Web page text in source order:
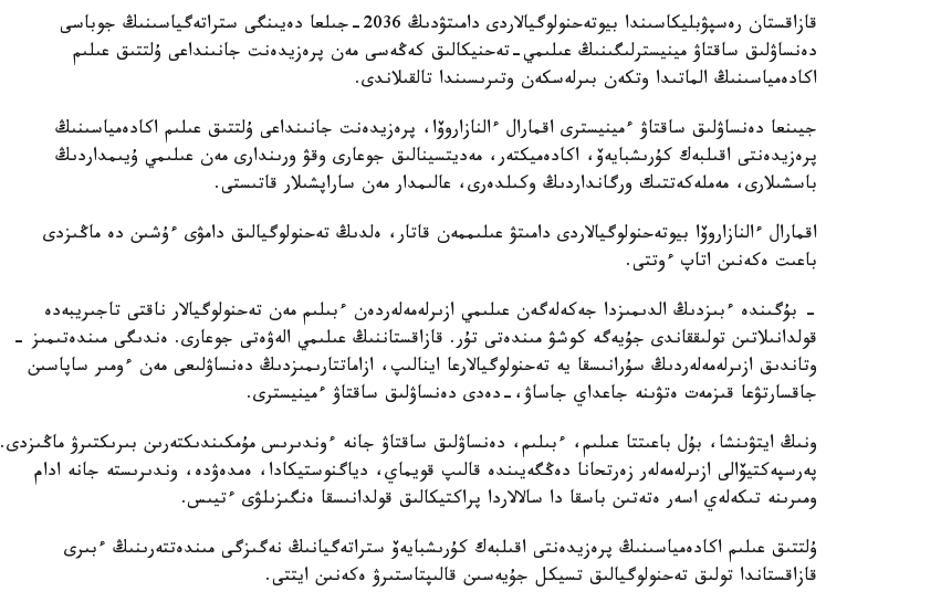
قازاقستان رەسپۋبليكاسىندا بيوتەحنولوگيالاردى دامىتۋدىڭ 2036-جىلعا دەيىنگى ستراتەگياسىنىڭ جوباسى
دەنساۋلىق ساقتاۋ مينيسترلىگىنىڭ عىلىمي-تەحنيكالىق كەڭەسى مەن پرەزيدەنت جانىنداعى ۇلتتىق عىلىم
اكادەمياسىنىڭ الماتىدا وتكەن بىرلەسكەن وتىرىسىندا تالقىلاندى.
جيىنعا دەنساۋلىق ساقتاۋ ءمينيسترى اقمارال ءالنازاروۆا، پرەزيدەنت جانىنداعى ۇلتتىق عىلىم اكادەمياسىنىڭ
پرەزيدەنتى اقىلبەك كۇرىشبايەۆ، اكادەميكتەر، مەديتسينالىق جوعارى وقۋ ورىندارى مەن عىلىمي ۇيىمداردىڭ
باسشىلارى، مەملەكەتتىك ورگانداردىڭ وكىلدەرى، عالىمدار مەن ساراپشىلار قاتىستى.
اقمارال ءالنازاروۆا بيوتەحنولوگيالاردى دامىتۋ عىلىممەن قاتار، ەلدىڭ تەحنولوگيالىق دامۋى ءۇشىن دە ماڭىزدى
باعىت ەكەنىن اتاپ ءوتتى.
- بۇگىندە ءبىزدىڭ الدىمىزدا جەكەلەگەن عىلىمي ازىرلەمەلەردەن ءبىلىم مەن تەحنولوگيالار ناقتى تاجىريبەدە
قولدانىلاتىن تولىققاندى جۇيەگە كوشۋ مىندەتى تۇر. قازاقستاننىڭ عىلىمي الەۋەتى جوعارى. ەندىگى مىندەتىمىز -
وتاندىق ازىرلەمەلەردىڭ سۇرانىسقا يە تەحنولوگيالارعا اينالىپ، ازاماتتارىمىزدىڭ دەنساۋلىعى مەن ءومىر ساپاسىن
جاقسارتۋعا قىزمەت ەتۋىنە جاعداي جاساۋ،-دەدى دەنساۋلىق ساقتاۋ ءمينيسترى.
ونىڭ ايتۋىنشا، بۇل باعىتتا عىلىم، ءبىلىم، دەنساۋلىق ساقتاۋ جانە ءوندىرىس مۇمكىندىكتەرىن بىرىكتىرۋ ماڭىزدى.
پەرسپەكتيۆالى ازىرلەمەلەر زەرتحانا دەڭگەيىندە قالىپ قويماي، دياگنوستيكادا، ەمدەۋدە، وندىرىستە جانە ادام
ومىرىنە تىكەلەي اسەر ەتەتىن باسقا دا سالالاردا پراكتيكالىق قولدانىسقا ەنگىزىلۋى ءتيىس.
ۇلتتىق عىلىم اكادەمياسىنىڭ پرەزيدەنتى اقىلبەك كۇرىشبايەۆ ستراتەگيانىڭ نەگىزگى مىندەتتەرىنىڭ ءبىرى
قازاقستاندا تولىق تەحنولوگيالىق تسيكل جۇيەسىن قالىپتاستىرۋ ەكەنىن ايتتى.